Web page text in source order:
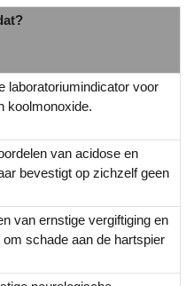
laboratoriumindicator voor
koolmonoxide.
van acidose en
bevestigt op zichzelf geen
van ernstige vergiftiging en
om schade aan de hartspier